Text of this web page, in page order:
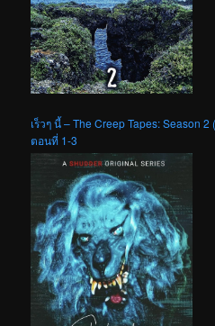
เร็วๆ นี้ – The Creep Tapes: Season
ตอนที่ 1-3